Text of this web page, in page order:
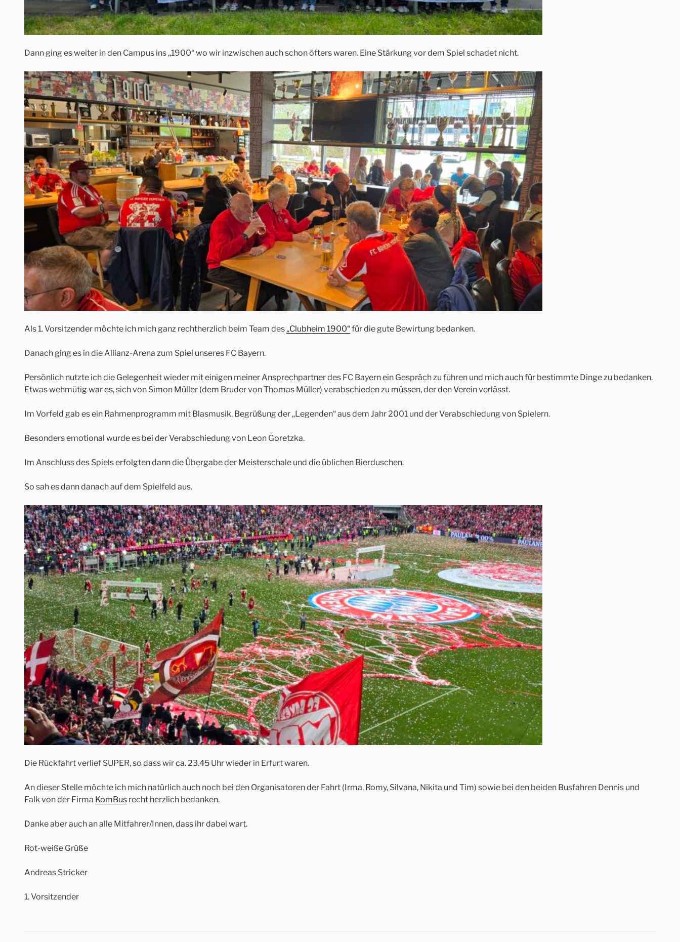
Dann ging es weiter in den Campus ins „1900“ wo wir inzwischen auch schon öfters waren. Eine Stärkung vor dem Spiel schadet nicht.
Als 1. Vorsitzender möchte ich mich ganz rechtherzlich beim Team des „Clubheim 1900“für die gute Bewirtung bedanken.
Danach ging es in die Allianz-Arena zum Spiel unseres FC Bayern.
Persönlich nutzte ich die Gelegenheit wieder mit einigen meiner Ansprechpartner des FC Bayern ein Gespräch zu führen und mich auch für bestimmte Dinge zu bedanken.
Etwas wehmütig war es, sich von Simon Müller (dem Bruder von Thomas Müller) verabschieden zu müssen, der den Verein verlässt.
Im Vorfeld gab es ein Rahmenprogramm mit Blasmusik, Begrüßung der „Legenden“ aus dem Jahr 2001 und der Verabschiedung von Spielern.
Besonders emotional wurde es bei der Verabschiedung von Leon Goretzka.
Im Anschluss des Spiels erfolgten dann die Übergabe der Meisterschale und die üblichen Bierduschen.
So sah es dann danach auf dem Spielfeld aus.
Die Rückfahrt verlief SUPER, so dass wir ca. 23.45 Uhr wieder in Erfurt waren.
An dieser Stelle möchte ich mich natürlich auch noch bei den Organisatoren der Fahrt (Irma, Romy, Silvana, Nikita und Tim) sowie bei den beiden Busfahren Dennis und
Falk von der Firma KomBus recht herzlich bedanken.
Danke aber auch an alle Mitfahrer/Innen, dass ihr dabei wart.
Rot-weiße Grüße
Andreas Stricker
1. Vorsitzender